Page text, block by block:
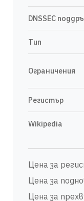
DNSSEC
Тип
Ограничения
Регистър
Wikipedia
Цена за
Цена за
Цена за